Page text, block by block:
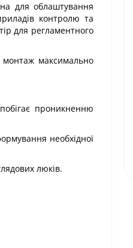
для облаштування
контролю та
для регламентного
монтаж максимально
проникненню
необхідної
люків.